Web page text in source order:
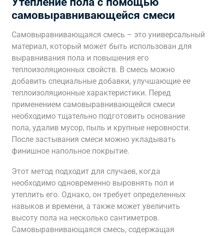
самовыравнивающейся смеси
Самовыравнивающаяся смесь – это универсальный
материал, который может быть использован для
выравнивания пола и повышения его
теплоизоляционных свойств. В смесь можно
добавить специальные добавки, улучшающие ее
теплоизоляционные характеристики. Перед
применением самовыравнивающейся смеси
необходимо тщательно подготовить основание
пола, удалив мусор, пыль и крупные неровности.
После застывания смеси можно укладывать
финишное напольное покрытие.
Этот метод подходит для случаев, когда
необходимо одновременно выровнять пол и
утеплить его. Однако, он требует определенных
навыков и времени, а также может увеличить
высоту пола на несколько сантиметров.
Самовыравнивающаяся смесь, содержащая